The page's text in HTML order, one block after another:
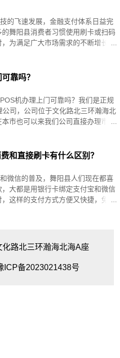
的飞速发展，金融支付体系日益完
舞阳县消费者习惯使用刷卡或扫码
为满足广大市场需求的不断增长，
码POS机市
靠吗？
机办理上门可靠吗？我们是正规
公司，公司位于文化路北三环瀚海北
市也可以来我们公司直接办理市区
和直接刷卡有什么区别？
微信的普及，舞阳县人们现在都喜
大都是用银行卡绑定支付宝和微信
这样的支付方式方便又快捷，免去
路北三环瀚海北海A座
ICP备2023021438号